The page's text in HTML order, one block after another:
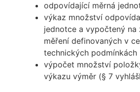
odpovídající měrná
výkaz množství
jednotce a vypočtený na
měření definovaných v
technických podmínkách
výpočet množství
výkazu výměr (§ 7